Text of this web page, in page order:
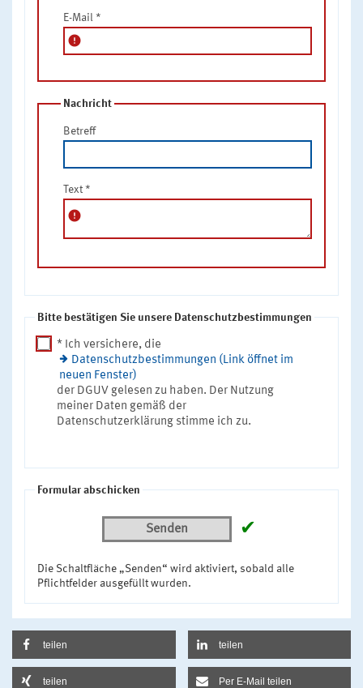
E-Mail *
error
Nachricht
Betreff
Text *
error
Bitte bestätigen Sie unsere Datenschutzbestimmungen
* Ich versichere, die
Datenschutzbestimmungen (Link öffnet im
neuen Fenster)
der DGUV gelesen zu haben. Der Nutzung
meiner Daten gemäß der
Datenschutzerklärung stimme ich zu.
Formular abschicken
Senden ✔
Die Schaltfläche „Senden“ wird aktiviert, sobald alle
Pflichtfelder ausgefüllt wurden.
teilen teilen
teilen Per E-Mail teilen